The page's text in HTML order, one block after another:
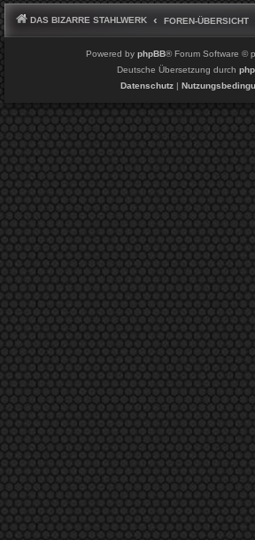
DAS BIZARRE STAHLWERK FOREN-ÜBERSICHT
Powered by phpBB® Forum Software ©
Deutsche Übersetzung durch
Datenschutz|